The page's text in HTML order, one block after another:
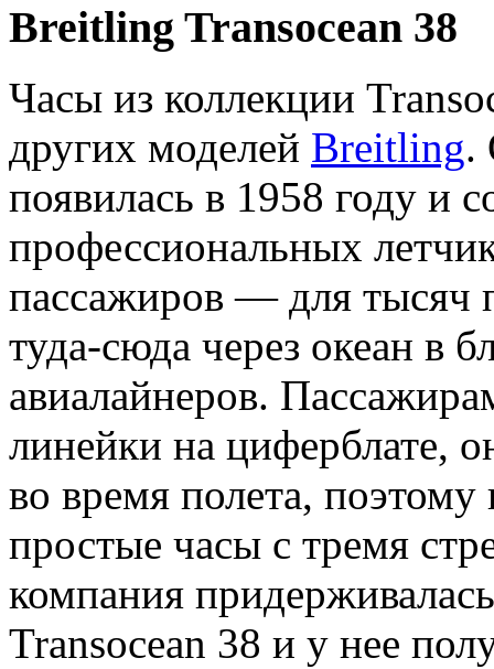
Breitling Transocean 38
Часы из коллекции
других моделей Breitling.
появилась в 1958 году и
профессиональных
пассажиров — для тысяч
туда-сюда через океан в
авиалайнеров.
линейки на циферблате,
во время полета,
простые часы с тремя
компания
Transocean 38 и у нее